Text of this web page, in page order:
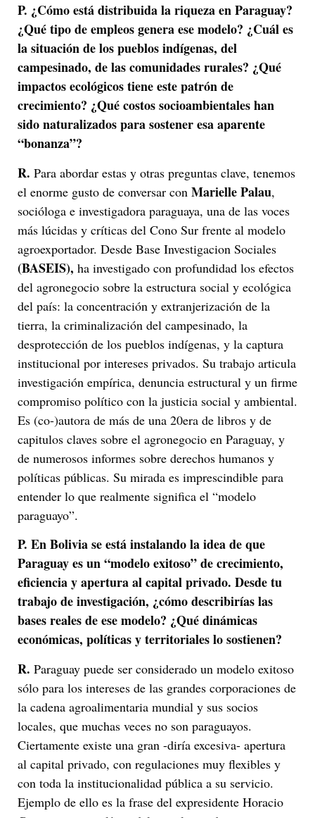
P. ¿Cómo está distribuida la riqueza en Paraguay?
¿Qué tipo de empleos genera ese modelo? ¿Cuál es
la situación de los pueblos indígenas, del
campesinado, de las comunidades rurales? ¿Qué
impactos ecológicos tiene este patrón de
crecimiento? ¿Qué costos socioambientales han
sido naturalizados para sostener esa aparente
“bonanza”?
R. Para abordar estas y otras preguntas clave, tenemos
el enorme gusto de conversar con Marielle Palau,
socióloga e investigadora paraguaya, una de las voces
más lúcidas y críticas del Cono Sur frente al modelo
agroexportador. Desde Base Investigacion Sociales
(BASEIS), ha investigado con profundidad los efectos
del agronegocio sobre la estructura social y ecológica
del país: la concentración y extranjerización de la
tierra, la criminalización del campesinado, la
desprotección de los pueblos indígenas, y la captura
institucional por intereses privados. Su trabajo articula
investigación empírica, denuncia estructural y un firme
compromiso político con la justicia social y ambiental.
Es (co-)autora de más de una 20era de libros y de
capitulos claves sobre el agronegocio en Paraguay, y
de numerosos informes sobre derechos humanos y
políticas públicas. Su mirada es imprescindible para
entender lo que realmente significa el “modelo
paraguayo”.
P. En Bolivia se está instalando la idea de que
Paraguay es un “modelo exitoso” de crecimiento,
eficiencia y apertura al capital privado. Desde tu
trabajo de investigación, ¿cómo describirías las
bases reales de ese modelo? ¿Qué dinámicas
económicas, políticas y territoriales lo sostienen?
R. Paraguay puede ser considerado un modelo exitoso
sólo para los intereses de las grandes corporaciones de
la cadena agroalimentaria mundial y sus socios
locales, que muchas veces no son paraguayos.
Ciertamente existe una gran -diría excesiva- apertura
al capital privado, con regulaciones muy flexibles y
con toda la institucionalidad pública a su servicio.
Ejemplo de ello es la frase del expresidente Horacio